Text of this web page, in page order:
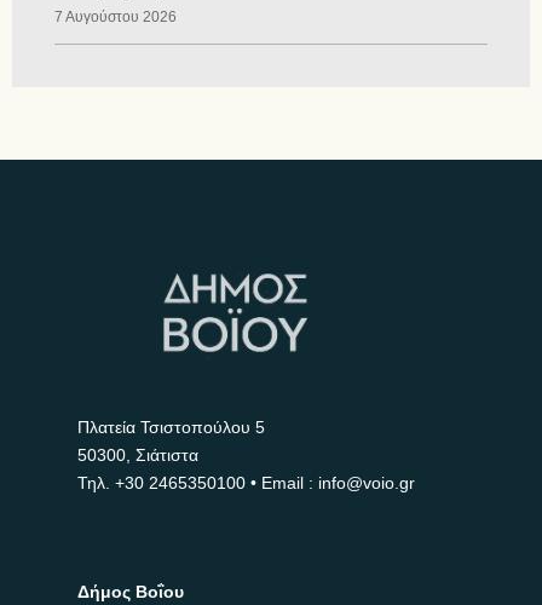
7 Αυγούστου 2026
Πλατεία Τσιστοπούλου 5
50300, Σιάτιστα
Τηλ. +30 2465350100 • Email : info@voio.gr
Δήμος Βοΐου